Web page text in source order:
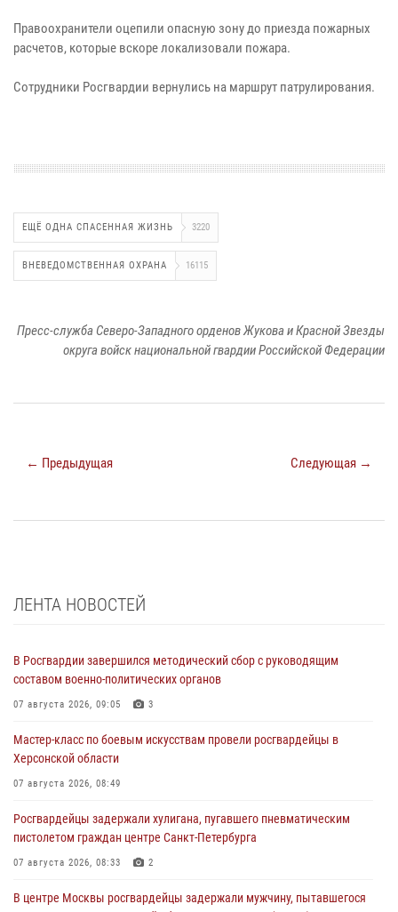
Правоохранители оцепили опасную зону до приезда пожарных
расчетов, которые вскоре локализовали пожара.
Сотрудники Росгвардии вернулись на маршрут патрулирования.
ЕЩЁ ОДНА СПАСЕННАЯ ЖИЗНЬ 3220
ВНЕВЕДОМСТВЕННАЯ ОХРАНА 16115
Пресс-служба Северо-Западного орденов Жукова и Красной Звезды
округа войск национальной гвардии Российской Федерации
← Предыдущая Следующая →
ЛЕНТА НОВОСТЕЙ
В Росгвардии завершился методический сбор с руководящим
составом военно-политических органов
07 августа 2026, 09:05 3
Мастер-класс по боевым искусствам провели росгвардейцы в
Херсонской области
07 августа 2026, 08:49
Росгвардейцы задержали хулигана, пугавшего пневматическим
пистолетом граждан центре Санкт-Петербурга
07 августа 2026, 08:33 2
В центре Москвы росгвардейцы задержали мужчину, пытавшегося